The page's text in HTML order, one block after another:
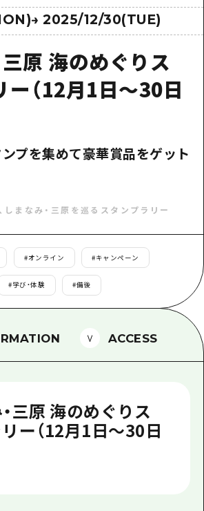
・体験
・文化
周辺
口県東部
2日
県東部
県
県
の混雑状況のお知らせ
物預かり・配送サービス
島おもてなしパス
案内所
ンティアガイド
バーサルツーリズム
ドブック
島県の魅力を動画でご紹介！
リンク
せ
校関係者の皆さま
→2025/12/30(TUE)
三原 海のめぐりス
ー（12月1日～30日
プを集めて豪華賞品をゲット
しまなみ・三原を巡るスタンプラリー
#オンライン #キャンペーン
#学び・体験 #備後
ACCESS
三原 海のめぐりス
ー（12月1日～30日